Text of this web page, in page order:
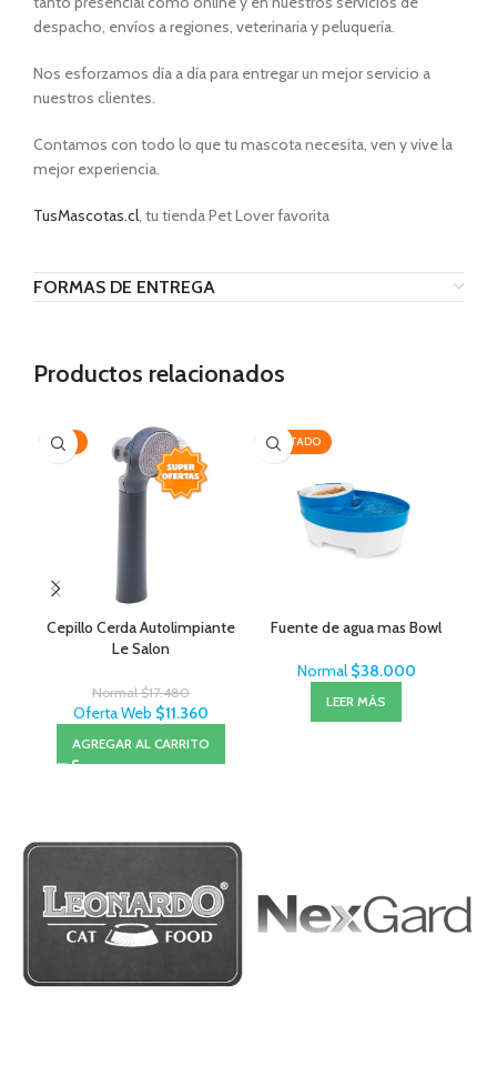
despacho, envíos a regiones, veterinaria y peluquería.
Nos esforzamos día a día para entregar un mejor servicio a
nuestros clientes.
Contamos con todo lo que tu mascota necesita, ven y vive la
mejor experiencia.
TusMascotas.cl, tu tienda Pet Lover favorita
FORMAS DE ENTREGA
Productos relacionados
-35%
Cepillo Cerda Autolimpiante
Le Salon
Normal$17.480
Oferta Web $11.360
AGREGAR AL CARRITO
AGOTADO
Fuente de agua mas Bowl
Normal $38.000
LEER MÁS